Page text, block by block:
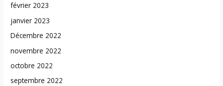
février 2023
janvier 2023
Décembre 2022
novembre 2022
octobre 2022
septembre 2022